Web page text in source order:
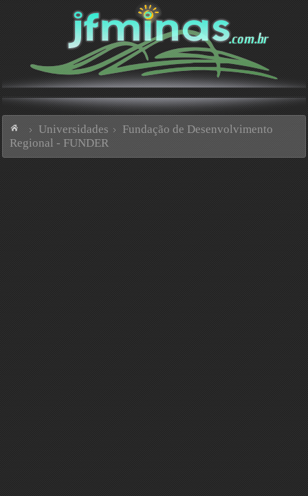
Universidades
Fundação de Desenvolvimento
Regional - FUNDER